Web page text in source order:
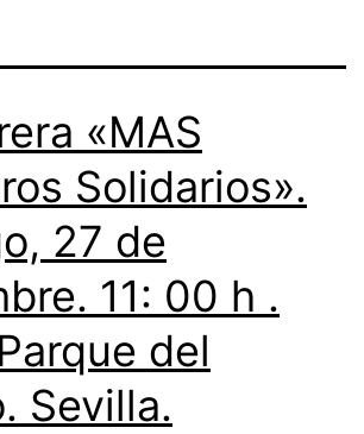
«MAS
Solidarios».
27 de
11: 00 h .
del
Sevilla.